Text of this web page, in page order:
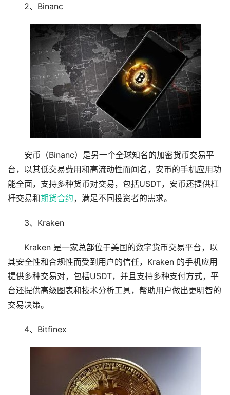
2、Binanc
安币（Binanc）是另一个全球知名的加密货币交易平
台，以其低交易费用和高流动性而闻名，安币的手机应用功
能全面，支持多种货币对交易，包括USDT，安币还提供杠
杆交易和期货合约，满足不同投资者的需求。
3、Kraken
Kraken 是一家总部位于美国的数字货币交易平台，以
其安全性和合规性而受到用户的信任，Kraken 的手机应用
提供多种交易对，包括USDT，并且支持多种支付方式，平
台还提供高级图表和技术分析工具，帮助用户做出更明智的
交易决策。
4、Bitfinex